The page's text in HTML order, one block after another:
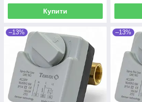
Купити
–13% –13%